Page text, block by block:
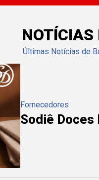
NOTÍCIAS
Últimas Notícias de
Fornecedores
Sodiê Doces